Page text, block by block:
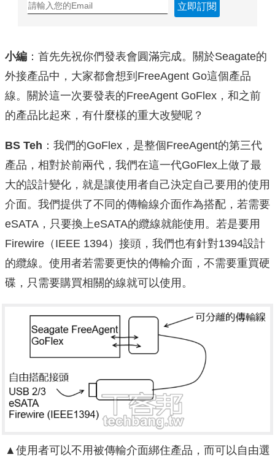
立即訂閱
小編 ：首先先祝你們發表會圓滿完成。關於Seagate的
外接產品中，大家都會想到FreeAgent Go這個產品
線。關於這一次要發表的FreeAgent GoFlex，和之前
的產品比起來，有什麼樣的重大改變呢？
BS Teh ：我們的GoFlex，是整個FreeAgent的第三代
產品，相對於前兩代，我們在這一代GoFlex上做了最
大的設計變化，就是讓使用者自己決定自己要用的使用
介面。我們提供了不同的傳輸線介面作為搭配，若需要
eSATA，只要換上eSATA的纜線就能使用。若是要用
Firewire（IEEE 1394）接頭，我們也有針對1394設計
的纜線。使用者若需要更快的傳輸介面，不需要重買硬
碟，只需要購買相關的線就可以使用。
▲使用者可以不用被傳輸介面綁住產品，而可以自由選